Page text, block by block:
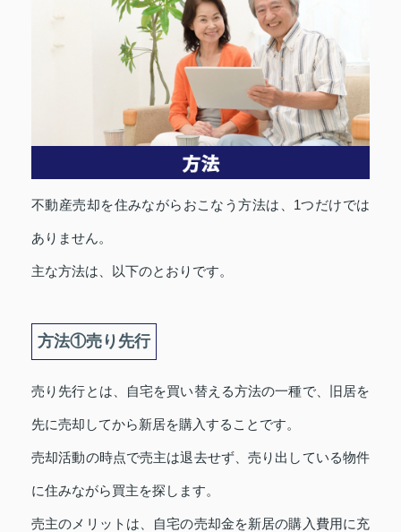
不動産売却を住みながらおこなう方法は、1つだけでは
ありません。
主な方法は、以下のとおりです。
方法①売り先行
売り先行とは、自宅を買い替える方法の一種で、旧居を
先に売却してから新居を購入することです。
売却活動の時点で売主は退去せず、売り出している物件
に住みながら買主を探します。
売主のメリットは、自宅の売却金を新居の購入費用に充